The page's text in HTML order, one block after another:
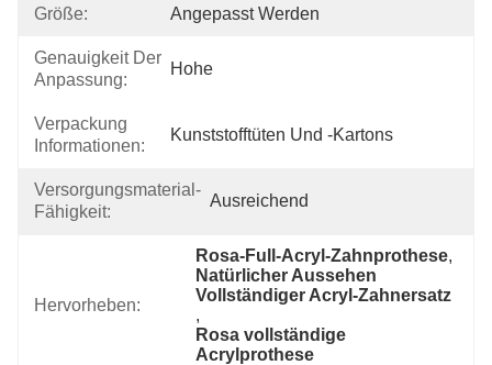
Größe: Angepasst Werden
Genauigkeit Der
Anpassung:
Hohe
Verpackung
Informationen:
Kunststofftüten Und -kartons
Versorgungsmaterial-
Fähigkeit:
Ausreichend
Hervorheben:
Rosa-Full-Acryl-Zahnprothese
Natürlicher Aussehen
Vollständiger Acryl-Zahnersatz
,
Rosa vollständige
Acrylprothese